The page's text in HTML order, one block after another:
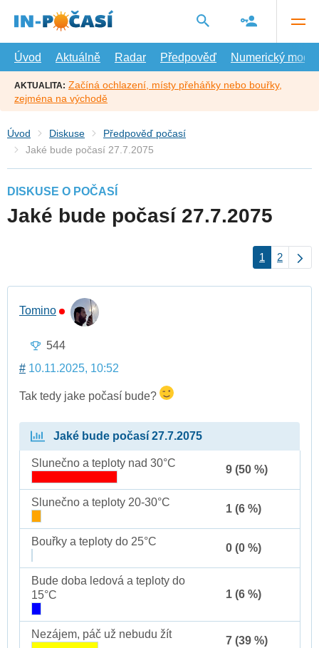
hlavní
Úvod
Aktuálně Radar Předpověď Numerický model
AKTUALITA: Začíná ochlazení, místy přeháňky nebo bouřky,
zejména na východě
Úvod Diskuse
Předpověď počasí
Jaké bude počasí 27.7.2075
DISKUSE O POČASÍ
Jaké bude počasí 27.7.2075
1 2
Tomino
544
# 10.11.2025, 10:52
Tak tedy jake počasí bude?
Jaké bude počasí 27.7.2075
Slunečno a teploty nad 30°C
9 (50 %)
Slunečno a teploty 20-30°C
1 (6 %)
Bouřky a teploty do 25°C
0 (0 %)
Bude doba ledová a teploty do
15°C
1 (6 %)
Nezájem, páč už nebudu žít
7 (39 %)